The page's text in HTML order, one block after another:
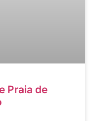
Praia de